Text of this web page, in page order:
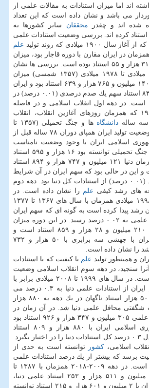
اند اما میزان استنادات به مقالات علمی از
می باشد و نشان داده است كه این تعداد
شده اند و چقدر محققان سایر كشورها به
استناد كرده اند. بررسی وضعیت استنادات علمی
میلادی كه روند تولید
علم
در ایران مقارن با دوره قاجار بود، میزان
استنادات علمی دنیا ۳۱ هزار و ۵۵ استناد بوده است. بررسی ها نشان
داده است از ۱۹۰۰ میلادی تا ۱۹۷۸ میلادی (۱۳۵۷ شمسی) میزان
استنادات علمی دنیا ۱۴۰ میلیون و ۷۶۵ هزار و ۶۳۹ استناد بود و ایران
با میزان ۲۱ هزار و ۸۳ استناد سهم یك صدم درصدی (۰.۰۱ درصد) در
است. در دهه اول انقلاب اسلامی و در فاصله
سال های ۱۹۷۹-۱۹۸۸ كه همزمان روزهای آغازین انقلاب، انقلاب
ساله دانشگاه
ها و جنگ تحمیلی (۱۳۵۷ تا
۱۳۶۷ شمسی) بود وضعیت تولید ایران همپای دوران ۷۸ ساله قبل از
اسلامی ایران با وجود وضعیت نامناسب
دانشگاهها و شرایط جنگ تحمیلی توانسته بود ۱۶ هزار و ۵۹۵ استناد
داشته باشد. در آن زمان دنیا ۱۲۱ میلیون و ۷۴۷ هزار و ۸۹۴ استناد
و این در حالی بود كه سهم ایران در آن شرایط
ویژه یك صدم درصد (۰.۰۱ درصد) از استنادات كل دنیا بود. دهه دوم
های رشد كیفی علم را نشان داده است. در
سال های ۱۹۸۸ تا ۱۹۹۸ میلادی همزمان با سال های ۱۳۶۷ تا ۱۳۷۷
رشد پیدا كرده است به گونه ای كه سهم ایران
از تولیدات با كیفیت علمی به ۰.۰۲ درصد رسید. در این دوره میزان
استنادات علمی دنیا ۲۱۰ میلیون و ۲۸ هزار و ۸۵۹ استناد است و
جمهوری اسلامی ایران با جهشی سه برابری با ۵۰ هزار و ۷۳۲
را نشان داده است.
و همینطور تولید علم با كیفیت كه با استنادات
سنجید، در دهه سوم انقلاب اسلامی وضعیت
بسیار قابل توجهی است. در سال های ۱۹۹۹ تا ۲۰۰۸ میلادی برابر با
۱۳۷۷ تا ۱۳۸۷ سهم ایران از استنادات علمی دنیا به ۰.۳ درصد می
رسد. رشدی كه از ۵۰ هزار استناد ناگهان در یك دهه به ۸۸۰ هزار
شگفتی محافل علمی دنیا شد. در آن زمان در
دنیا میزان استنادات علمی ۳۰۵ میلیون و ۳۴۷ هزار و ۹۲۶ استناد بود
كه در مقابل جمهوری اسلامی ایران با ۸۸۰ هزار و ۸۰۹ استناد
توانست سهمی معادل ۰.۳ درصد كل استنادات دنیا را در اختیار بگیرد.
اسلامی،كشور
توانسته است به حدی از
برسد كه بیشتر از یك درصد استنادات علمی
دنیا در اختیار ایران است. در دهه ۲۰۰۹-۲۰۱۸ همزمان با ۱۳۸۷ تا
۱۳۹۷ از میان ۲۴۸ میلیون و ۵۱۱ هزار و ۲۵۳ استناد علمی دنیا،
جمهوری اسلامی ایران با ۲ میلیون و ۶۰۱ هزار و ۲۱۵ استناد توانسته